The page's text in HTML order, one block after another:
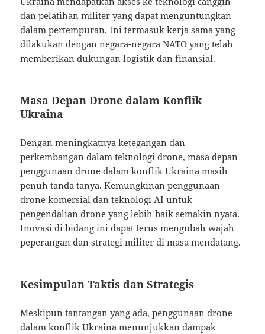
dan pelatihan militer yang dapat menguntungkan
dalam pertempuran. Ini termasuk kerja sama yang
dilakukan dengan negara-negara NATO yang telah
memberikan dukungan logistik dan finansial.
Masa Depan Drone dalam Konflik
Ukraina
Dengan meningkatnya ketegangan dan
perkembangan dalam teknologi drone, masa depan
penggunaan drone dalam konflik Ukraina masih
penuh tanda tanya. Kemungkinan penggunaan
drone komersial dan teknologi AI untuk
pengendalian drone yang lebih baik semakin nyata.
Inovasi di bidang ini dapat terus mengubah wajah
peperangan dan strategi militer di masa mendatang.
Kesimpulan Taktis dan Strategis
Meskipun tantangan yang ada, penggunaan drone
dalam konflik Ukraina menunjukkan dampak